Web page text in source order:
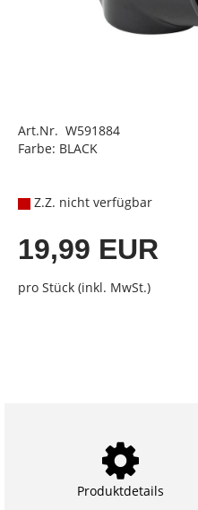
Art.Nr. W591884
Farbe: BLACK
Z.Z. nicht verfügbar
19,99 EUR
pro Stück (inkl. MwSt.)
Produktdetails